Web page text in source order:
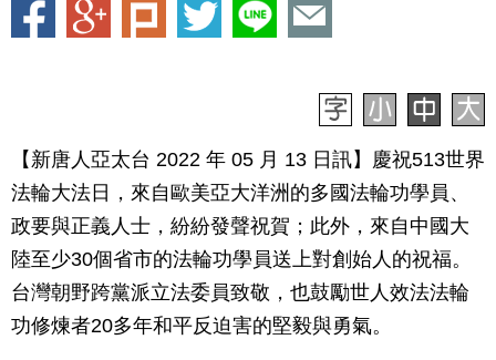
【新唐人亞太台 2022 年 05 月 13 日訊】慶祝513世界
法輪大法日，來自歐美亞大洋洲的多國法輪功學員、
政要與正義人士，紛紛發聲祝賀；此外，來自中國大
陸至少30個省市的法輪功學員送上對創始人的祝福。
台灣朝野跨黨派立法委員致敬，也鼓勵世人效法法輪
功修煉者20多年和平反迫害的堅毅與勇氣。